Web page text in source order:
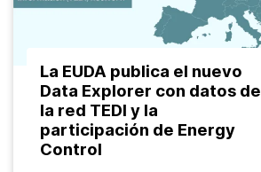
La EUDA publica el nuevo
Data Explorer con datos de
la red TEDI y la
participación de Energy
Control